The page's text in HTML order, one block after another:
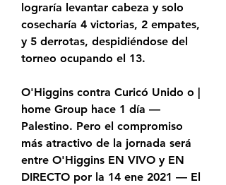
lograría levantar cabeza y solo
cosecharía 4 victorias, 2 empates,
y 5 derrotas, despidiéndose del
torneo ocupando el 13.
O'Higgins contra Curicó Unido o |
home Group hace 1 día —
Palestino. Pero el compromiso
más atractivo de la jornada será
entre O'Higgins EN VIVO y EN
DIRECTO por la 14 ene 2021 — El